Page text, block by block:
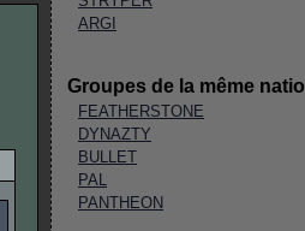
ARGI
Groupes de la même
FEATHERSTONE
DYNAZTY
BULLET
PAL
PANTHEON